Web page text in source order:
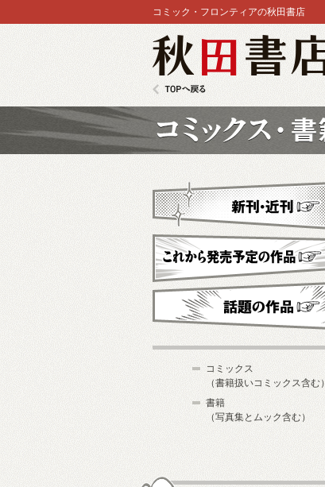
コミック・フロンティアの秋田書店
新刊・近刊
これから発売予定
コミックス
（書籍扱いコミックス含む）
書籍
（写真集とムック含む）